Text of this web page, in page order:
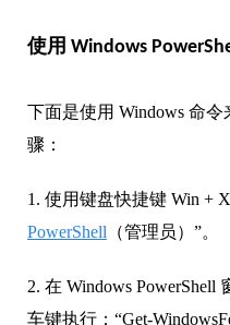
使用 Windows
下面是使用 Windows 命
骤：
1. 使用键盘快捷键 Win +
PowerShell （管理员）”。
2. 在 Windows
车键执行：“Get-